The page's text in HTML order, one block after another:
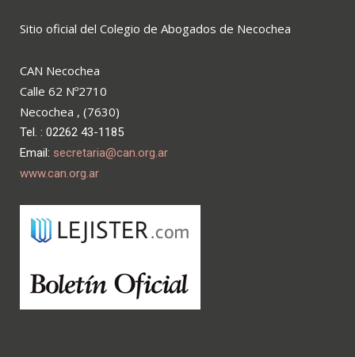
Sitio oficial del Colegio de Abogados de Necochea
CAN Necochea
Calle 62 Nº2710
Necochea , (7630)
Tel. : 02262 43-1185
Email: secretaria@can.org.ar
www.can.org.ar